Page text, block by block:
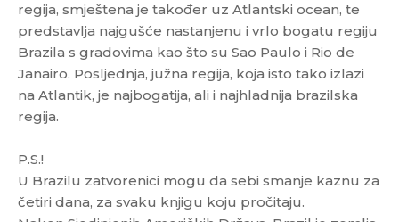
regija, smještena je također uz Atlantski ocean, te
predstavlja najgušće nastanjenu i vrlo bogatu regiju
Brazila s gradovima kao što su Sao Paulo i Rio de
Janairo. Posljednja, južna regija, koja isto tako izlazi
na Atlantik, je najbogatija, ali i najhladnija brazilska
regija.
P.S.!
U Brazilu zatvorenici mogu da sebi smanje kaznu za
četiri dana, za svaku knjigu koju pročitaju.